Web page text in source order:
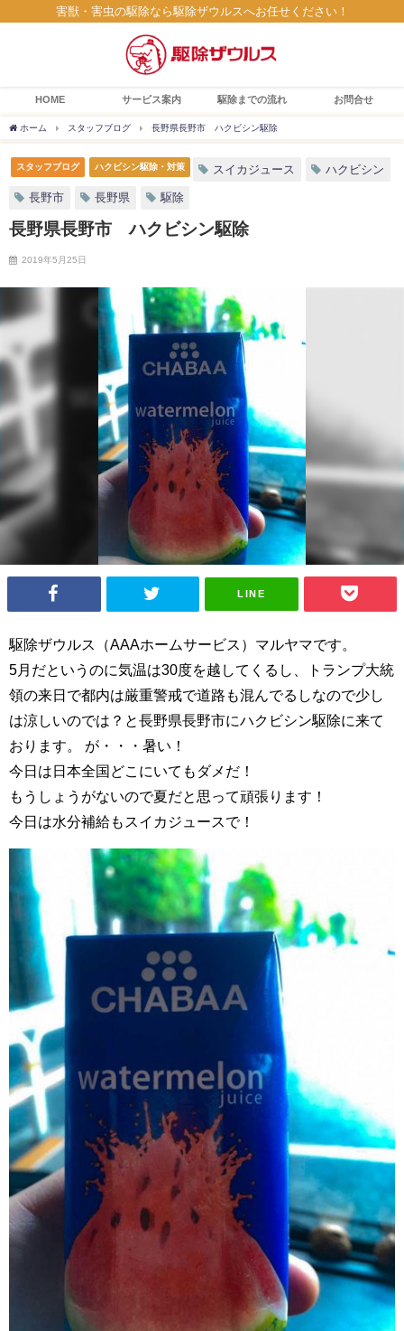
害獣・害虫の駆除なら駆除ザウルスへお任せください！
HOME サービス案内 駆除までの流れ お問合せ
ホーム スタッフブログ 長野県長野市 ハクビシン駆除
スタッフブログ ハクビシン駆除・対策 スイカジュース ハクビシン
長野市 長野県 駆除
長野県長野市 ハクビシン駆除
2019年5月25日
LINE
駆除ザウルス（AAAホームサービス）マルヤマです。
5月だというのに気温は30度を越してくるし、トランプ大統
領の来日で都内は厳重警戒で道路も混んでるしなので少し
は涼しいのでは？と長野県長野市にハクビシン駆除に来て
おります。 が・・・暑い！
今日は日本全国どこにいてもダメだ！
もうしょうがないので夏だと思って頑張ります！
今日は水分補給もスイカジュースで！